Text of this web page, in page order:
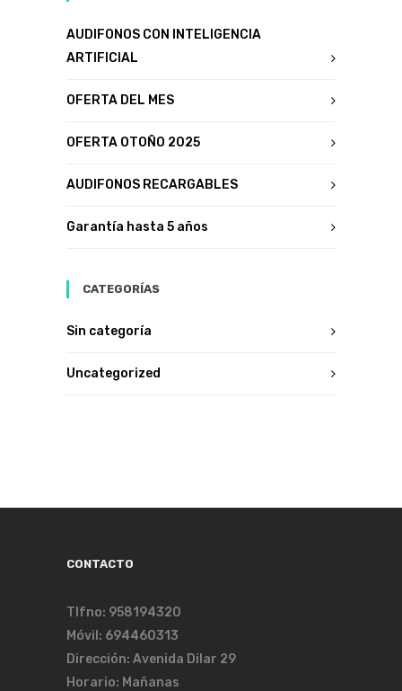
AUDIFONOS CON INTELIGENCIA
ARTIFICIAL
OFERTA DEL MES
OFERTA OTOÑO 2025
AUDIFONOS RECARGABLES
Garantía hasta 5 años
CATEGORÍAS
Sin categoría
Uncategorized
CONTACTO
Tlfno: 958194320
Móvil: 694460313
Dirección: Avenida Dilar 29
Horario: Mañanas